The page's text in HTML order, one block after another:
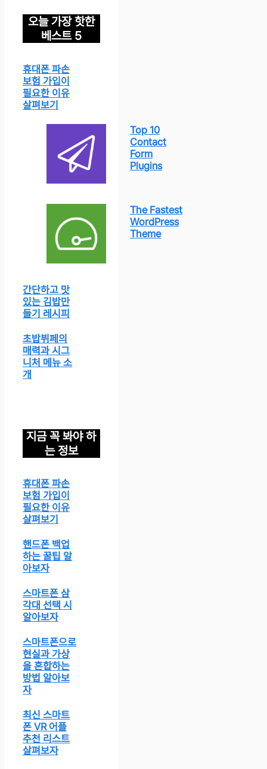
오늘 가장 핫한
베스트 5
휴대폰 파손
보험 가입이
필요한 이유
살펴보기
Top 10
Contact
Form
Plugins
The Fastest
WordPress
Theme
간단하고 맛
있는 김밥만
들기 레시피
초밥뷔페의
매력과 시그
니처 메뉴 소
개
지금 꼭 봐야 하
는 정보
휴대폰 파손
보험 가입이
필요한 이유
살펴보기
핸드폰 백업
하는 꿀팁 알
아보자
스마트폰 삼
각대 선택 시
알아보자
스마트폰으로
현실과 가상
을 혼합하는
방법 알아보
자
최신 스마트
폰 VR 어플
추천 리스트
살펴보자